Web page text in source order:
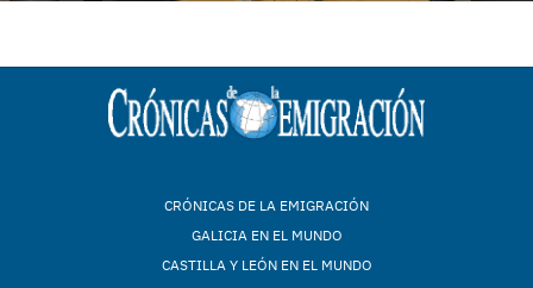
CRÓNICAS DE LA EMIGRACIÓN
GALICIA EN EL MUNDO
CASTILLA Y LEÓN EN EL MUNDO